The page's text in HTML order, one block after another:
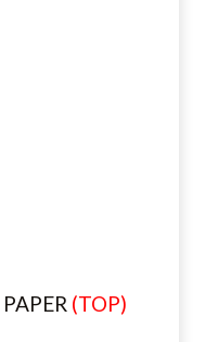
PAPER (TOP)